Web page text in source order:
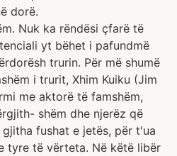
dorë.
Nuk ka rëndësi çfarë të
yt bëhet i pafundmë
trurin. Për më shumë
i trurit, Xhim Kuiku (Jim
me aktorë të famshëm,
shëm dhe njerëz që
fushat e jetës, për t'ua
tyre të vërteta. Në këtë libër